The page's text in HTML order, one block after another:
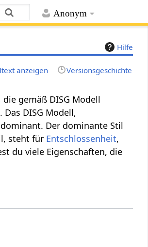
Anonym
Hilfe
anzeigen Versionsgeschichte
gemäß DISG Modell
. Das DISG Modell,
Der dominante Stil
steht für Entschlossenheit,
du viele Eigenschaften, die